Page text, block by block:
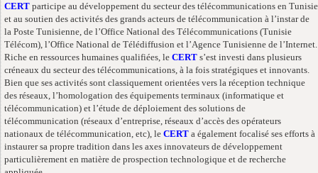
CERT participe au développement du secteur des télécommunications en Tunisie
et au soutien des activités des grands acteurs de télécommunication à l’instar de
la Poste Tunisienne, de l’Office National des Télécommunications (Tunisie
Télécom), l’Office National de Télédiffusion et l’Agence Tunisienne de l’Internet.
Riche en ressources humaines qualifiées, le CERT s’est investi dans plusieurs
créneaux du secteur des télécommunications, à la fois stratégiques et innovants.
Bien que ses activités sont classiquement orientées vers la réception technique
des réseaux, l’homologation des équipements terminaux (informatique et
télécommunication) et l’étude de déploiement des solutions de
télécommunication (réseaux d’entreprise, réseaux d’accès des opérateurs
nationaux de télécommunication, etc), le CERT a également focalisé ses efforts à
instaurer sa propre tradition dans les axes innovateurs de développement
particulièrement en matière de prospection technologique et de recherche